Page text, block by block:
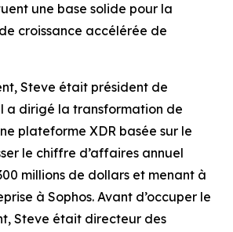
une base solide pour la
croissance accélérée de
Steve était président de
a dirigé la transformation de
plateforme XDR basée sur le
le chiffre d’affaires annuel
millions de dollars et menant à
à Sophos. Avant d’occuper le
Steve était directeur des